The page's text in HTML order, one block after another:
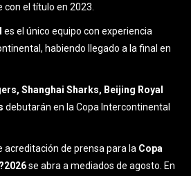
el título en 2023.
es el único equipo con experiencia
habiendo llegado a la final en
Shanghai Sharks, Beijing Royal
debutarán en la Copa Intercontinental
acreditación de prensa para la Copa
se abra a mediados de agosto. En